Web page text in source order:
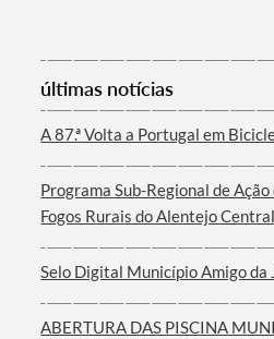
últimas notícias
A 87.ª Volta a Portugal em
Programa Sub-Regional de
Fogos Rurais do Alentejo Central
Selo Digital Município Amigo da
ABERTURA DAS PISCINA